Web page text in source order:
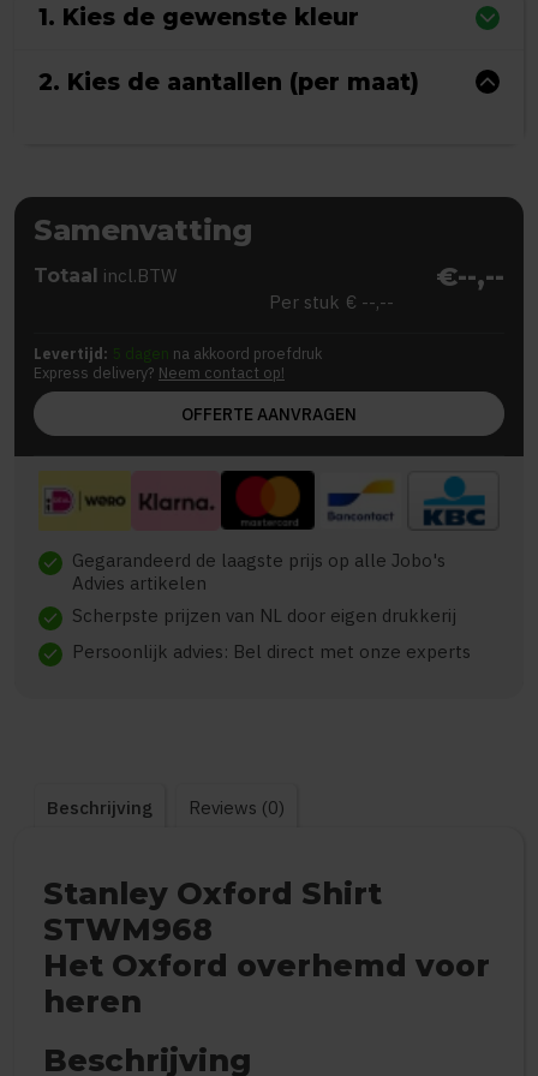
1. Kies de gewenste kleur
2. Kies de aantallen (per maat)
Samenvatting
Totaal incl.BTW €--,--
Per stuk € --,--
Levertijd: 5 dagen na akkoord proefdruk
Express delivery? Neem contact op!
OFFERTE AANVRAGEN
check Gegarandeerd de laagste prijs op alle Jobo's
Advies artikelen
check Scherpste prijzen van NL door eigen drukkerij
check Persoonlijk advies: Bel direct met onze experts
Beschrijving Reviews (0)
Stanley Oxford Shirt
STWM968
Het Oxford overhemd voor
heren
Beschrijving